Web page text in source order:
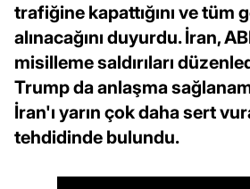
trafiğine kapattığını ve tüm
alınacağını duyurdu. İran,
misilleme saldırıları
Trump da anlaşma
İran'ı yarın çok daha sert
tehdidinde bulundu.